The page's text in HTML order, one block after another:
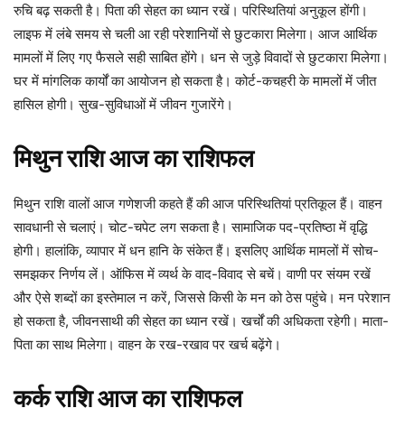
रुचि बढ़ सकती है। पिता की सेहत का ध्यान रखें। परिस्थितियां अनुकूल होंगी।
लाइफ में लंबे समय से चली आ रही परेशानियों से छुटकारा मिलेगा। आज आर्थिक
मामलों में लिए गए फैसले सही साबित होंगे। धन से जुड़े विवादों से छुटकारा मिलेगा।
घर में मांगलिक कार्यों का आयोजन हो सकता है। कोर्ट-कचहरी के मामलों में जीत
हासिल होगी। सुख-सुविधाओं में जीवन गुजारेंगे।
मिथुनराशिआजकाराशिफल
मिथुन राशि वालों आज गणेशजी कहते हैं की आज परिस्थितियां प्रतिकूल हैं। वाहन
सावधानी से चलाएं। चोट-चपेट लग सकता है। सामाजिक पद-प्रतिष्ठा में वृद्धि
होगी। हालांकि, व्यापार में धन हानि के संकेत हैं। इसलिए आर्थिक मामलों में सोच-
समझकर निर्णय लें। ऑफिस में व्यर्थ के वाद-विवाद से बचें। वाणी पर संयम रखें
और ऐसे शब्दों का इस्तेमाल न करें, जिससे किसी के मन को ठेस पहुंचे। मन परेशान
हो सकता है, जीवनसाथी की सेहत का ध्यान रखें। खर्चों की अधिकता रहेगी। माता-
पिता का साथ मिलेगा। वाहन के रख-रखाव पर खर्च बढ़ेंगे।
कर्कराशिआजकाराशिफल